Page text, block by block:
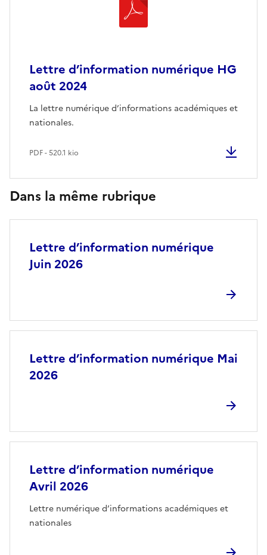
Lettre d’information numérique HG
août 2024
La lettre numérique d’informations académiques et
nationales.
PDF - 520.1 kio
Dans la même rubrique
Lettre d’information numérique
Juin 2026
Lettre d’information numérique Mai
2026
Lettre d’information numérique
Avril 2026
Lettre numérique d’informations académiques et
nationales